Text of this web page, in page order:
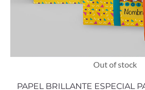
Out of stock
PAPEL BRILLANTE ESPECIAL